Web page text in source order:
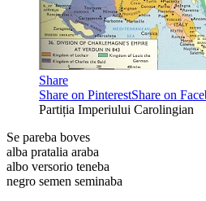
Share
Share on PinterestShare on
Partiția Imperiului Carolingian
Se pareba boves
alba pratalia araba
albo versorio teneba
negro semen seminaba